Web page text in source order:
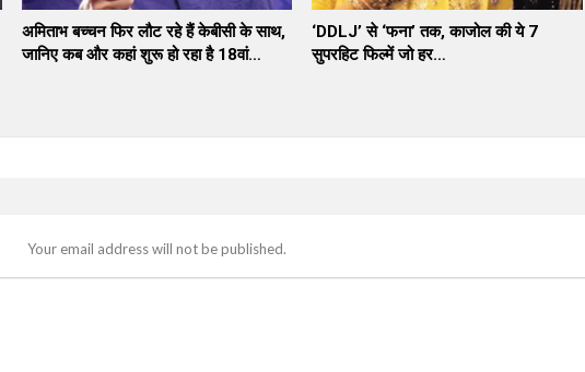
अमिताभ बच्चन फिर लौट रहे हैं केबीसी के साथ,
जानिए कब और कहां शुरू हो रहा है 18वां…
‘DDLJ’ से ‘फना’ तक, काजोल की ये 7
सुपरहिट फिल्में जो हर…
Your email address will not be published.